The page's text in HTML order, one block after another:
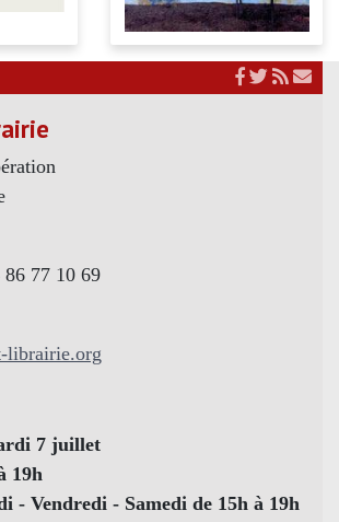
86 77 10 69
librairie.org
7 juillet
19h
- Vendredi - Samedi de 15h à 19h